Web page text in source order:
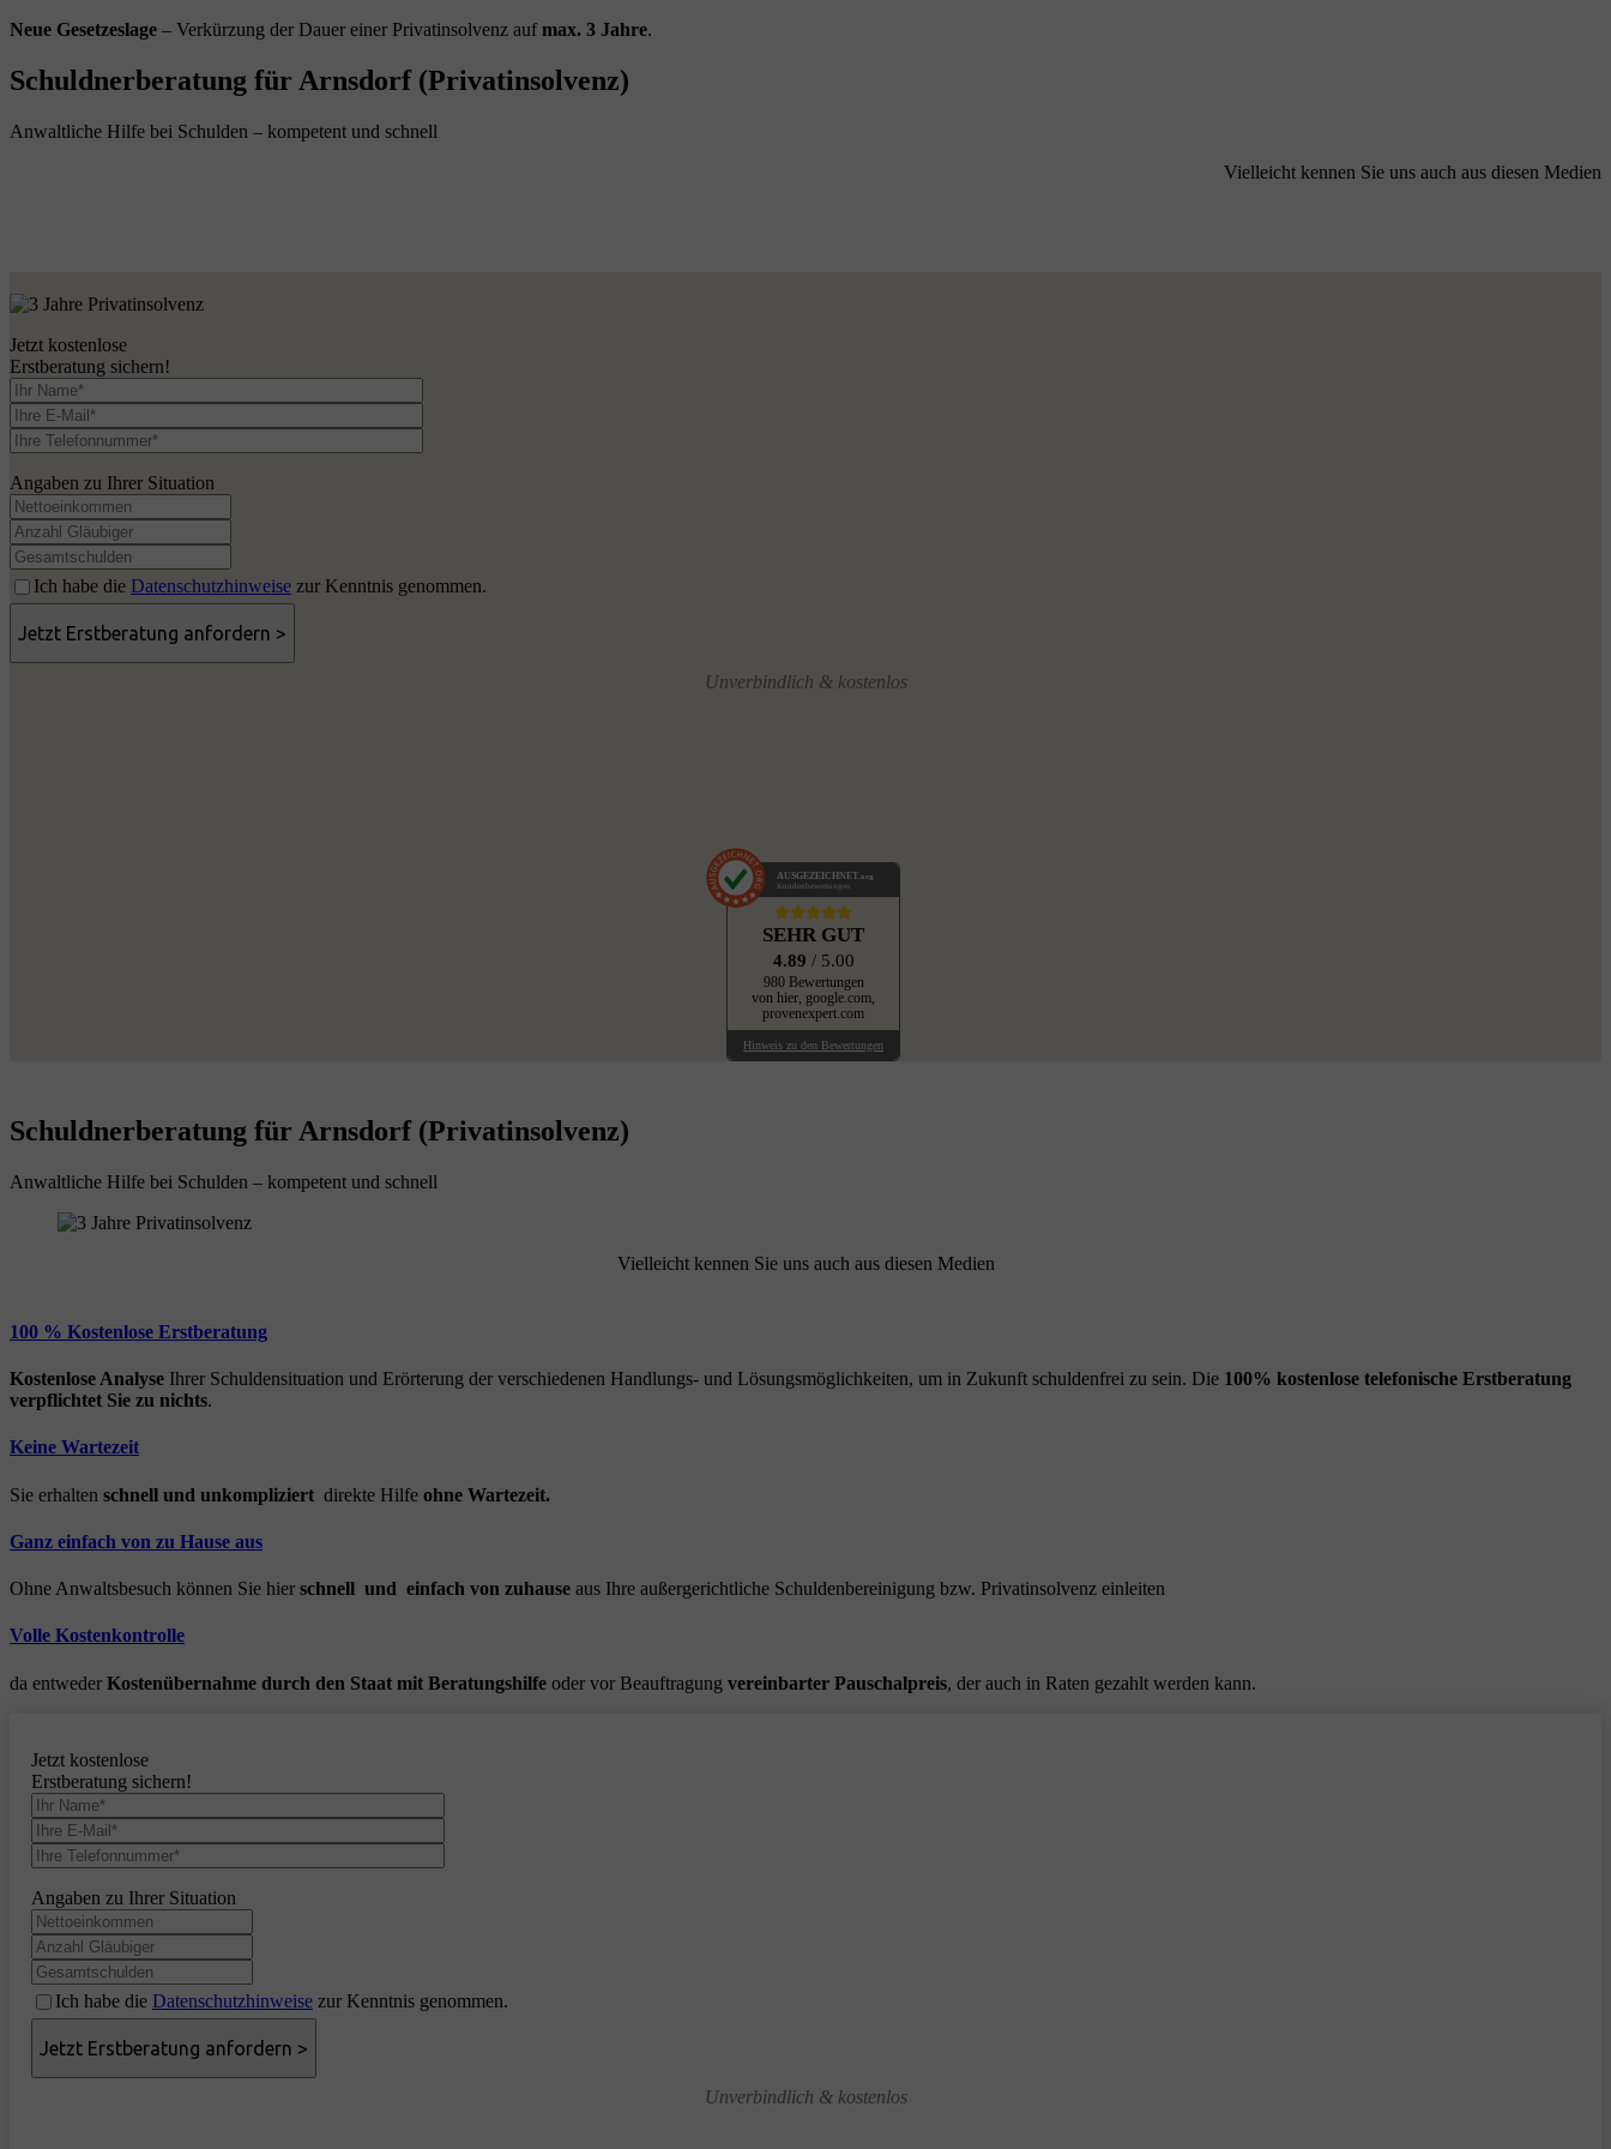
Neue Gesetzeslage – Verkürzung der Dauer einer Privatinsolvenz aufmax. 3 Jahre.
Schuldnerberatung für Arnsdorf (Privatinsolvenz)
Anwaltliche Hilfe bei Schulden – kompetent und schnell
Vielleicht kennen Sie uns auch aus diesen Medien
Jetzt kostenlose
Erstberatung sichern!
Angaben zu Ihrer Situation
Ich habe die Datenschutzhinweise zur Kenntnis genommen.
Unverbindlich & kostenlos
AUSGEZEICHNET .org
Kundenbewertungen
SEHR GUT
4.89 / 5.00
980 Bewertungen
von hier, google.com,
provenexpert.com
Hinweis zu den Bewertungen
Schuldnerberatung für Arnsdorf (Privatinsolvenz)
Anwaltliche Hilfe bei Schulden – kompetent und schnell
Vielleicht kennen Sie uns auch aus diesen Medien
100 % Kostenlose Erstberatung
Kostenlose Analyse Ihrer Schuldensituation und Erörterung der verschiedenen Handlungs- und Lösungsmöglichkeiten, um in Zukunft schuldenfrei zu sein. Die 100% kostenlose telefonische Erstberatung
verpflichtet Sie zu nichts.
Keine Wartezeit
Sie erhalten schnell und unkompliziert direkte Hilfe ohne Wartezeit.
Ganz einfach von zu Hause aus
Ohne Anwaltsbesuch können Sie hier schnell und einfach von zuhause aus Ihre außergerichtliche Schuldenbereinigung bzw. Privatinsolvenz einleiten
Volle Kostenkontrolle
da entweder Kostenübernahme durch den Staat mit Beratungshilfe oder vor Beauftragung vereinbarter Pauschalpreis, der auch in Raten gezahlt werden kann.
Jetzt kostenlose
Erstberatung sichern!
Angaben zu Ihrer Situation
Ich habe die Datenschutzhinweise zur Kenntnis genommen.
Unverbindlich & kostenlos